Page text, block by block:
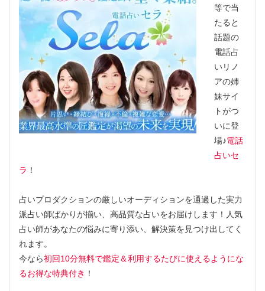
等で当
たると
話題の
電話占
いリノ
アの姉
妹サイ
トがつ
いに登
場♪電話
占いセ
ラ ！
占いプロダクションの厳しいオーディションを通過した実力
派占い師ばかりが揃い、高品質な占いをお届けします！人気
占い師があなたの悩みに寄り添い、解決策を見つけ出してく
れます。
今なら初回10分無料で鑑定＆利用するたびに使えるようにな
るお得な特典付き ！